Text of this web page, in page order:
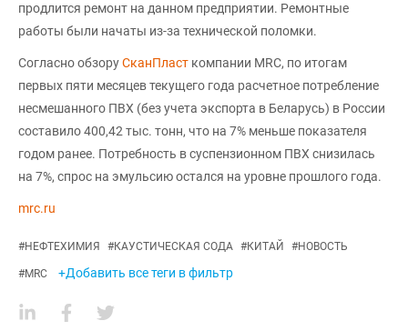
продлится ремонт на данном предприятии. Ремонтные
работы были начаты из-за технической поломки.
Согласно обзоруСканПласт компании MRC, по итогам
первых пяти месяцев текущего года расчетное потребление
несмешанного ПВХ (без учета экспорта в Беларусь) в России
составило 400,42 тыс. тонн, что на 7% меньше показателя
годом ранее. Потребность в суспензионном ПВХ снизилась
на 7%, спрос на эмульсию остался на уровне прошлого года.
mrc.ru
#НЕФТЕХИМИЯ #КАУСТИЧЕСКАЯ СОДА #КИТАЙ #НОВОСТЬ
#MRC +Добавить все теги в фильтр